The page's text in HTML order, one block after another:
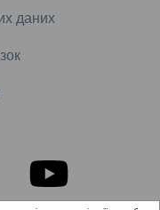
даних